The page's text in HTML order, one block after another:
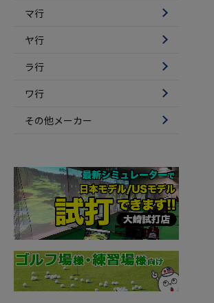
マ行
ヤ行
ラ行
ワ行
その他メーカー